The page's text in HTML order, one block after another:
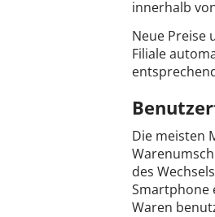
innerhalb
Neue Preise
Filiale
Die meisten
des
Smartphone
Waren